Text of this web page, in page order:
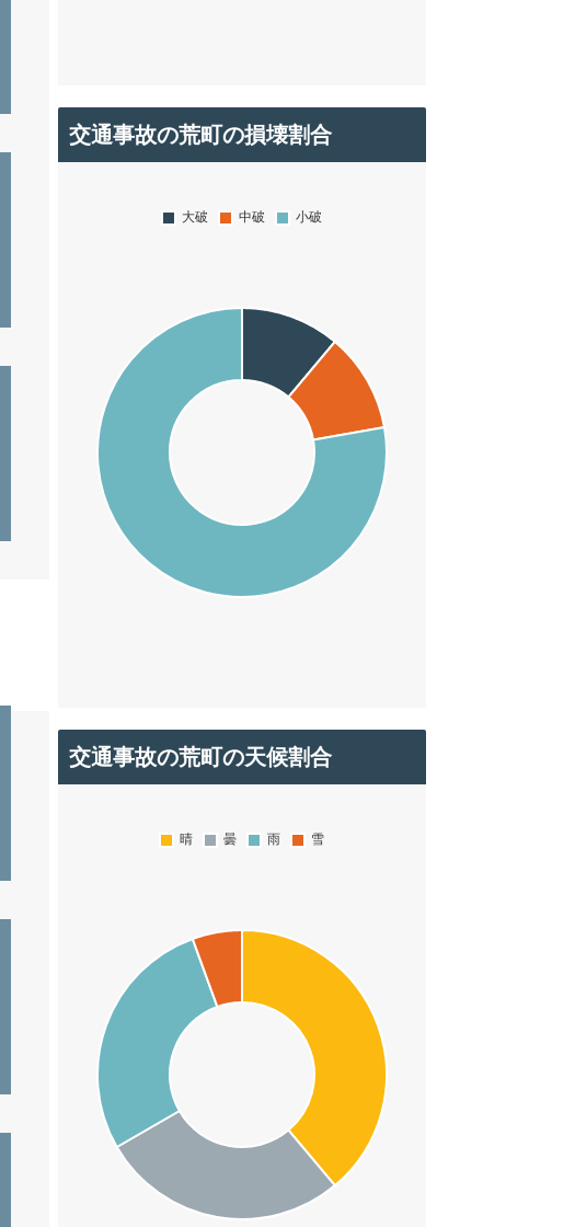
交通事故の荒町の損壊割合
交通事故の荒町の天候割合